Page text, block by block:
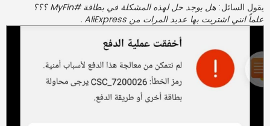
ر
ك
ة
يقول السائل: هل يوجد حل لهذه المشكلة في بطاقة #MyFin ؟؟؟
علماً انني اشتريت بها عديد المرات من AliExpress .